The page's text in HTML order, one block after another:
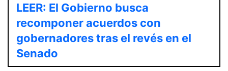
LEER: El Gobierno busca
recomponer acuerdos con
gobernadores tras el revés en el
Senado